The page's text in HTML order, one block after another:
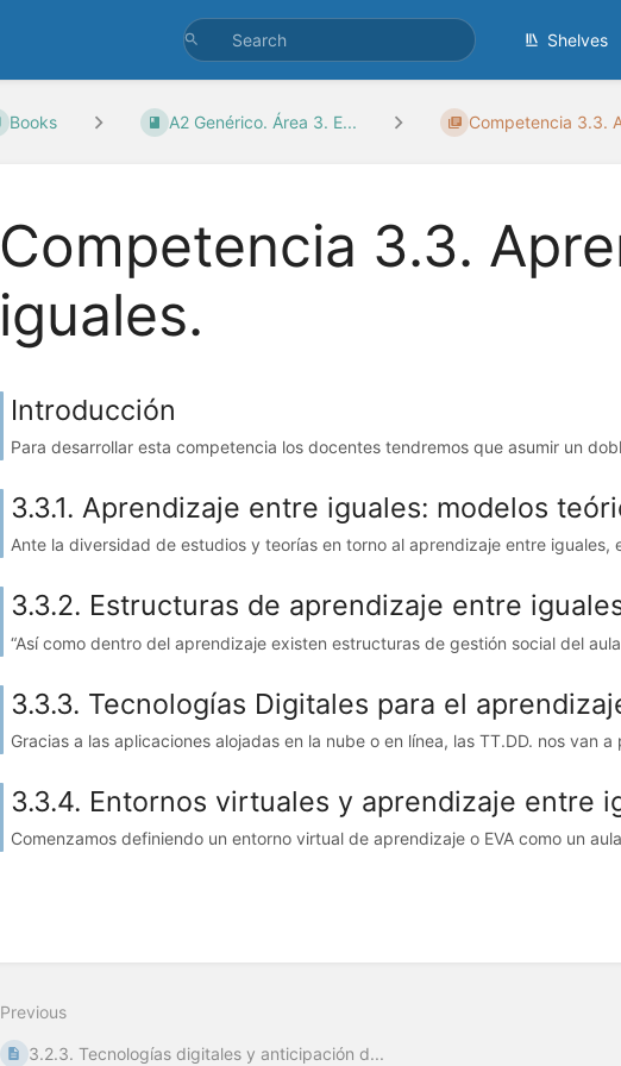
Shelves
Books A2 Genérico. Área 3. E... Competencia 3.3.
Competencia 3.3.
iguales.
Introducción
Para desarrollar esta competencia los docentes tendremos que asumir un
3.3.1. Aprendizaje entre iguales: modelos
Ante la diversidad de estudios y teorías en torno al aprendizaje entre iguales,
3.3.2. Estructuras de aprendizaje entre
“Así como dentro del aprendizaje existen estructuras de gestión social del
3.3.3. Tecnologías Digitales para el
Gracias a las aplicaciones alojadas en la nube o en línea, las TT.DD. nos van
3.3.4. Entornos virtuales y aprendizaje entre
Comenzamos definiendo un entorno virtual de aprendizaje o EVA como un
Previous
3.2.3. Tecnologías digitales y anticipación d...